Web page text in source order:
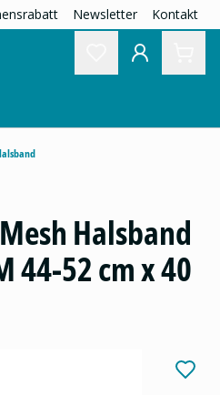
Newsletter Kontakt
Halsband
44-52 cm x 40